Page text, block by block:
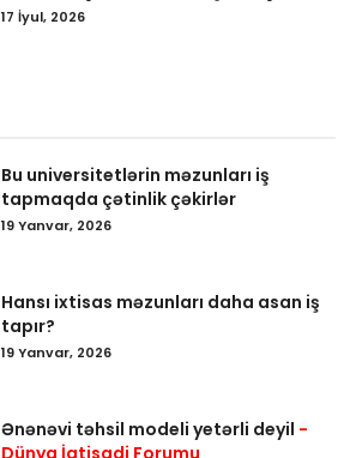
17 İyul, 2026
Bu universitetlərin məzunları iş
tapmaqda çətinlik çəkirlər
19 Yanvar, 2026
Hansı ixtisas məzunları daha asan iş
tapır?
19 Yanvar, 2026
Ənənəvi təhsil modeli yetərli deyil -